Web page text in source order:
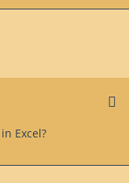
Excel?